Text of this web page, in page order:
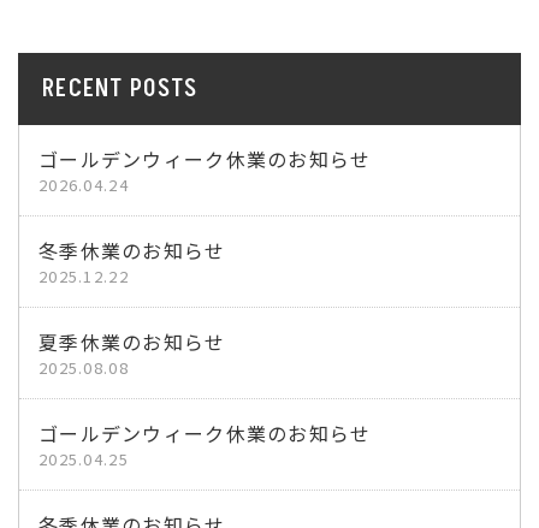
RECENT POSTS
ゴールデンウィーク休業のお知らせ
2026.04.24
冬季休業のお知らせ
2025.12.22
夏季休業のお知らせ
2025.08.08
ゴールデンウィーク休業のお知らせ
2025.04.25